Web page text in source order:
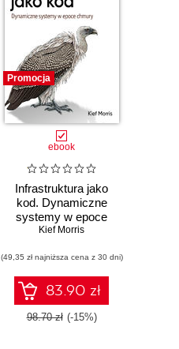
Promocja
ebook
Infrastruktura jako
kod. Dynamiczne
systemy w epoce
chmury
Kief Morris
(49,35 zł najniższa cena z 30 dni)
83.90 zł
98.70 zł (-15%)